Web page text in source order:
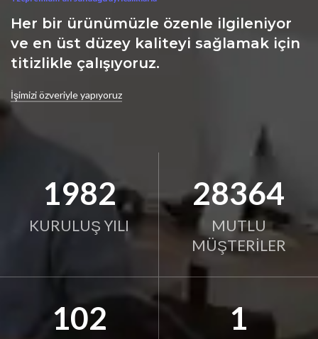
Her bir ürünümüzle özenle ilgileniyor
ve en üst düzey kaliteyi sağlamak için
titizlikle çalışıyoruz.
İşimizi özveriyle yapıyoruz
2001
KURULUŞ YILI
28640
MUTLU
MÜŞTERİLER
103 1